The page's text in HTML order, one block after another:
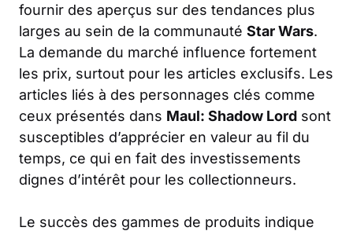
fournir des aperçus sur des tendances plus
larges au sein de la communauté Star Wars.
La demande du marché influence fortement
les prix, surtout pour les articles exclusifs. Les
articles liés à des personnages clés comme
ceux présentés dans Maul: Shadow Lord sont
susceptibles d’apprécier en valeur au fil du
temps, ce qui en fait des investissements
dignes d’intérêt pour les collectionneurs.
Le succès des gammes de produits indique